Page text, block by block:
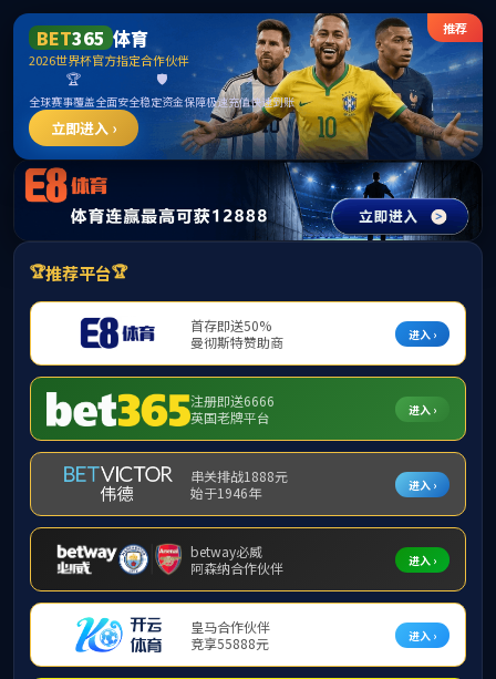
2138cn太阳集团(中国VIP认证)古天
乐代言品牌-Green Moving Future
学院首页>> 国际教育
国际教育
共0条 上页